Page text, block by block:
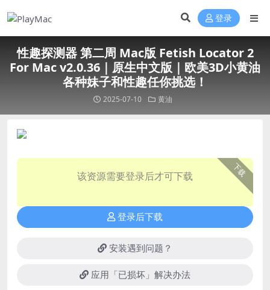
登录
性趣探测器 第二周 Mac版 Fetish Locator 2
For Mac v2.0.36｜原生中文版｜欧美3D小黄油
各种妹子和性趣任你挑选！
2025-07-10 黄油
下载
该资源需要登录后才可下载
登录后下载
安装遇到问题？
应用「已损坏」解决办法